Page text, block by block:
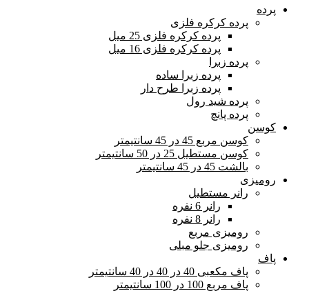
پرده
پرده کرکره فلزی
پرده کرکره فلزی 25 میل
پرده کرکره فلزی 16 میل
پرده زبرا
پرده زبرا ساده
پرده زبرا طرح دار
پرده شید رول
پرده پانچ
کوسن
کوسن مربع 45 در 45 سانتیمتر
کوسن مستطیل 25 در 50 سانتیمتر
بالشت 45 در 45 سانتیمتر
رومیزی
رانر مستطیل
رانر 6 نفره
رانر 8 نفره
رومیزی مربع
رومیزی جلو مبلی
پاف
پاف مکعبی 40 در 40 در 40 سانتیمتر
پاف مربع 100 در 100 سانتیمتر